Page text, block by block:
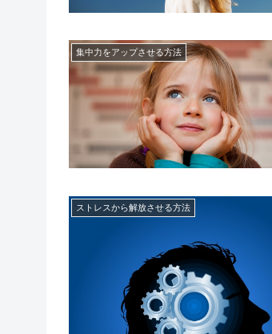
集中力をアップさせる方法
ストレスから解放させる方法